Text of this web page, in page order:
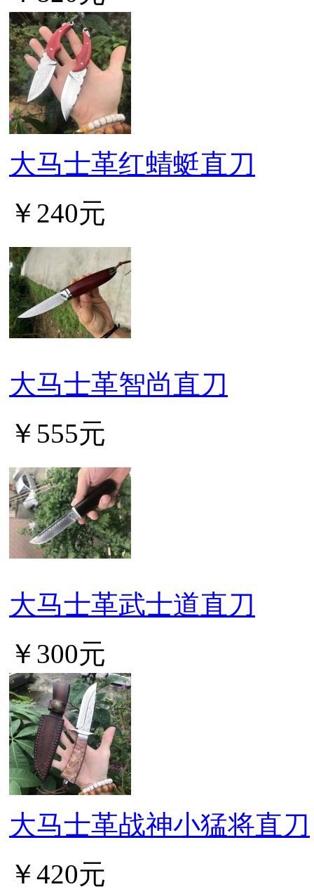
大马士革红蜻蜓直刀
￥240元
大马士革智尚直刀
￥555元
大马士革武士道直刀
￥300元
大马士革战神小猛将直刀
￥420元